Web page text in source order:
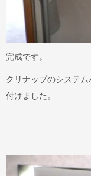
完成です。
クリナップのシステ
付けました。